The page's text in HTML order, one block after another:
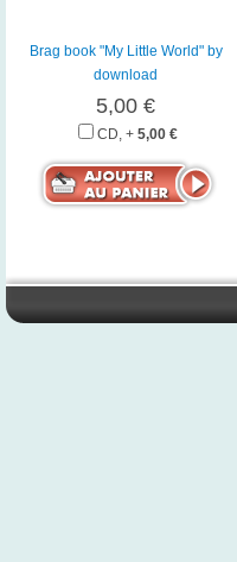
Brag book "My Little World" by
download
5,00 €
CD, + 5,00 €